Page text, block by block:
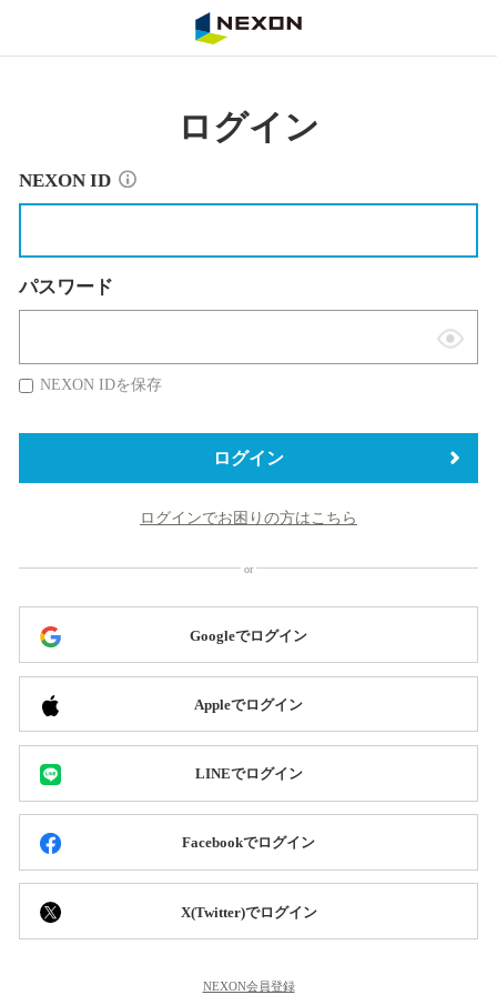
ログイン
NEXON ID
パスワード
表
替
NEXON IDを保存
ログイン
ログインでお困りの方はこちら
Googleでログイン
Appleでログイン
LINEでログイン
Facebookでログイン
X(Twitter)でログイン
NEXON会員登録